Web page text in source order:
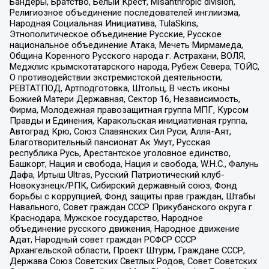
Религиозное объединение последователей инглиизма,
Народная Социальная Инициатива, TulaSkins,
Этнополитическое объединение Русские, Русское
национальное объединение Атака, Мечеть Мирмамеда,
Община Коренного Русского народа г. Астрахани, ВОЛЯ,
Меджлис крымскотатарского народа, Рубеж Севера, ТОЙС,
О противодействии экстремистской деятельности,
РЕВТАТПОД, Артподготовка, Штольц, В честь иконы
Божией Матери Державная, Сектор 16, Независимость,
Фирма, Молодежная правозащитная группа МПГ, Курсом
Правды и Единения, Каракольская инициативная группа,
Автоград Крю, Союз Славянских Сил Руси, Алля-Аят,
Благотворительный пансионат Ак Умут, Русская
республика Русь, Арестантское уголовное единство,
Башкорт, Нация и свобода, Нация и свобода, W.H.С., Фалунь
Дафа, Иртыш Ultras, Русский Патриотический клуб-
Новокузнецк/РПК, Сибирский державный союз, Фонд
борьбы с коррупцией, Фонд защиты прав граждан, Штабы
Навального, Совет граждан СССР Прикубанского округа г.
Краснодара, Мужское государство, Народное
объединение русского движения, Народное движение
Адат, Народный совет граждан РСФСР СССР
Архангельской области, Проект Штурм, Граждане СССР,
Держава Союз Советских Светлых Родов, Совет Советских